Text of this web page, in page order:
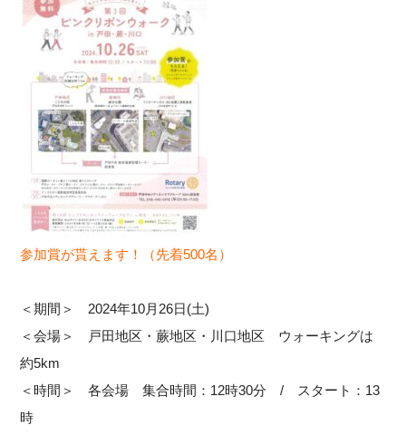
参加賞が貰えます！（先着500名）
＜期間＞ 2024年10月26日(土)
＜会場＞ 戸田地区・蕨地区・川口地区 ウォーキングは
約5km
＜時間＞ 各会場 集合時間：12時30分 / スタート：13
時